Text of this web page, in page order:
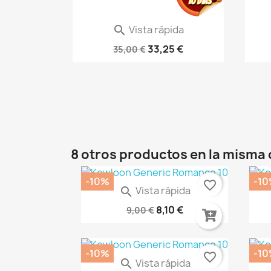
 Vista rápida
Warhammer 40.000: Imperium...
35,00 €33,25 €
8 otros productos en la misma
 Vista rápida
Frieren 8
9,00 € 8,10 €
-10% favorite_border -
 Vista rápida
We Never Learn 16 (Español)
-10% favorite_border -